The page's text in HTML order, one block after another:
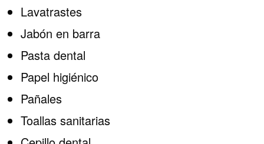
Lavatrastes
Jabón en barra
Pasta dental
Papel higiénico
Pañales
Toallas sanitarias